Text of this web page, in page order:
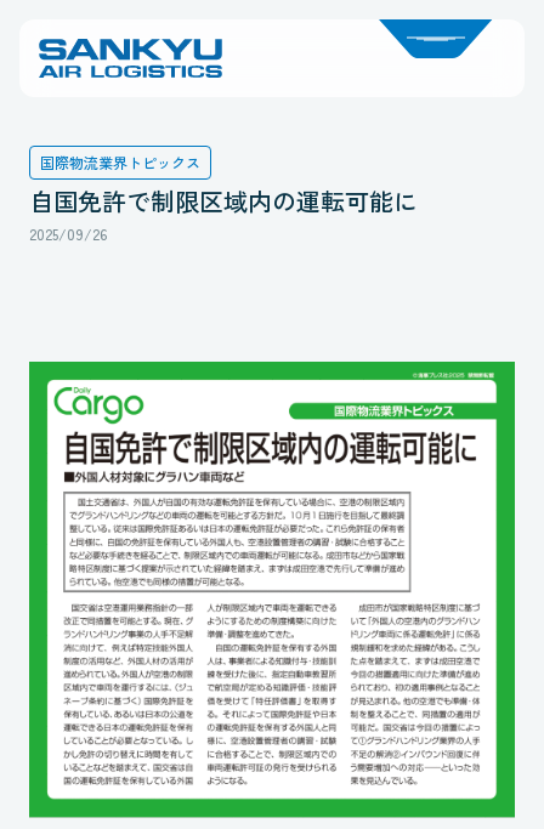
国際物流業界トピックス
自国免許で制限区域内の運転可能に
2025/09/26